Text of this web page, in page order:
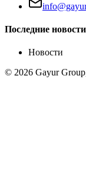
Последние новости
Новости
© 2026 Gayur